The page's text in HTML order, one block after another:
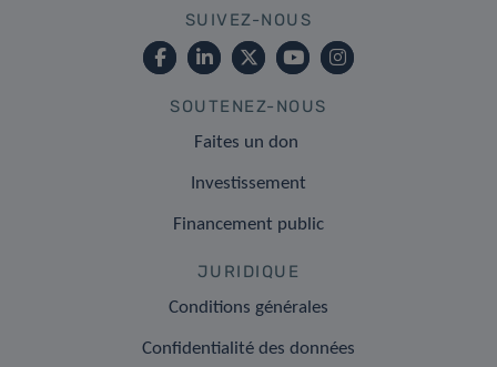
SUIVEZ-NOUS
SOUTENEZ-NOUS
Faites un don
Investissement
Financement public
JURIDIQUE
Conditions générales
Confidentialité des données